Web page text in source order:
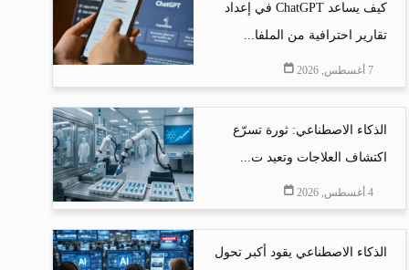
كيف يساعد ChatGPT في إعداد
تقارير احترافية من الملفا...
7 أغسطس, 2026
الذكاء الاصطناعي: ثورة تسرّع
اكتشاف العلاجات وتعيد ت...
4 أغسطس, 2026
الذكاء الاصطناعي يقود أكبر تحول